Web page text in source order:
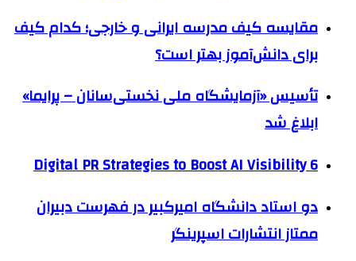
مقایسه کیف مدرسه ایرانی و خارجی؛ کدام کیف
برای دانش‌آموز بهتر است؟
تأسیس «آزمایشگاه ملی نخستی‌سانان – پرایما»
ابلاغ شد
6 Digital PR Strategies to Boost AI Visibility
دو استاد دانشگاه امیرکبیر در فهرست دبیران
ممتاز انتشارات اسپرینگر